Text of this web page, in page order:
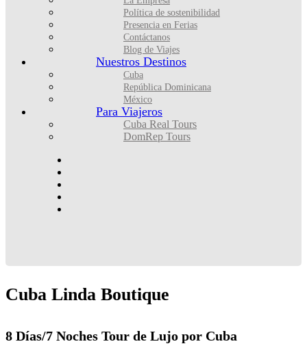
Política de sostenibilidad
Presencia en Ferias
Contáctanos
Blog de Viajes
Nuestros Destinos
Cuba
República Dominicana
México
Para Viajeros
Cuba Real Tours
DomRep Tours
Cuba Linda Boutique
8 Días/7 Noches Tour de Lujo por Cuba